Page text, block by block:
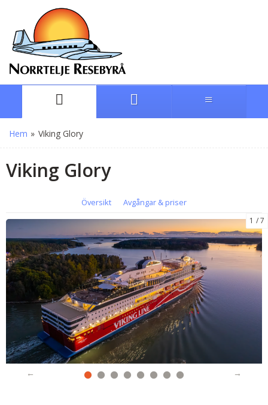
Hem » Viking Glory
Viking Glory
Översikt Avgångar & priser
1 7